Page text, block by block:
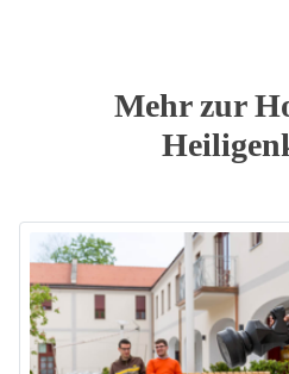
Mehr zur